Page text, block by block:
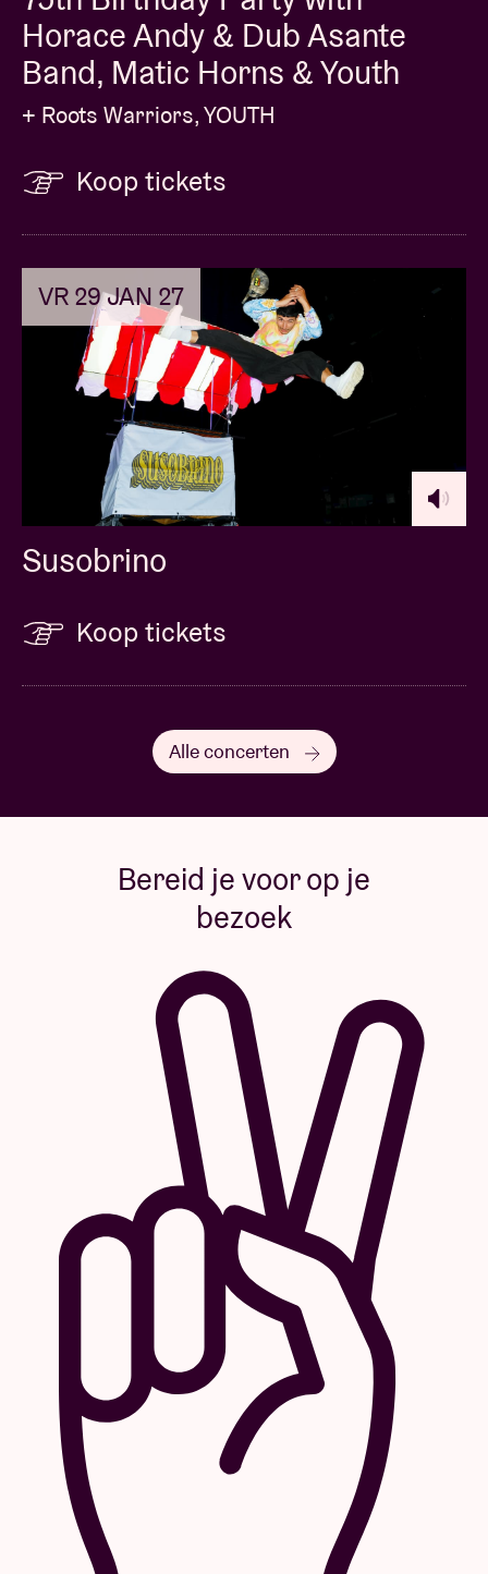
Horace Andy & Dub Asante
Band, Matic Horns & Youth
+ Roots Warriors, YOUTH
Koop tickets
VR 29 JAN 27
Susobrino
Koop tickets
Alle concerten
Bereid je voor op je
bezoek
Mobiliteit
Onze concerten stoppen meestal om 22:30.
Zo geraak je nog thuis met het openbaar
Plan je route